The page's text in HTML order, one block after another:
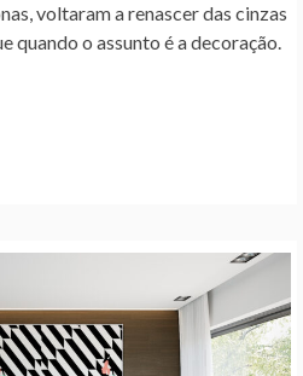
voltaram a renascer das cinzas
quando o assunto é a decoração.